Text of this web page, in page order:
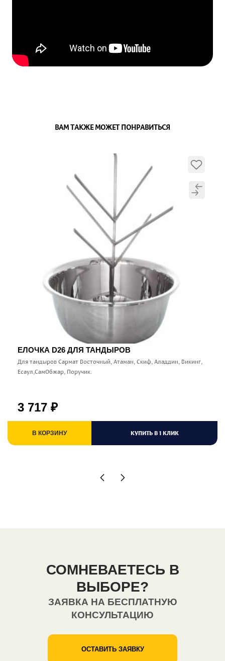
ВАМ ТАКЖЕ МОЖЕТ ПОНРАВИТЬСЯ
ЕЛОЧКА D26 ДЛЯ ТАНДЫРОВ
Для тандыров Сармат Восточный, Атаман, Скиф, Аладдин, Викинг,
Есаул,СамОбжар, Поручик.
3 717 ₽
В КОРЗИНУ КУПИТЬ В 1 КЛИК
СОМНЕВАЕТЕСЬ В
ВЫБОРЕ?
ЗАЯВКА НА БЕСПЛАТНУЮ
КОНСУЛЬТАЦИЮ
ОСТАВИТЬ ЗАЯВКУ